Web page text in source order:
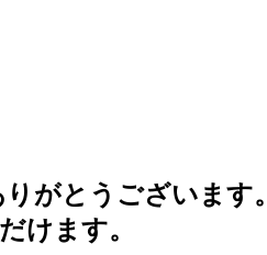
がとうございます。
けます。